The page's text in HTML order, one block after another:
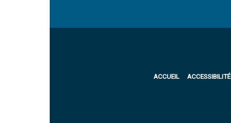
ACCUEIL ACCESSIBILITÉ